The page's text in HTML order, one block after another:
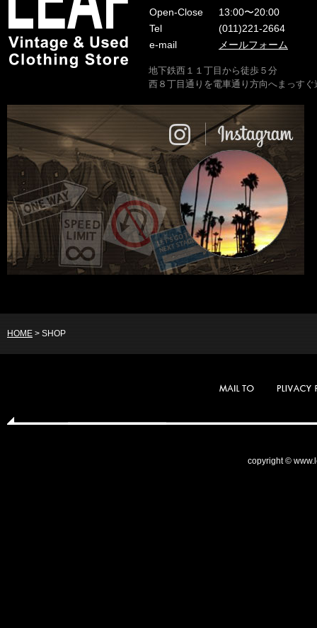
Open-Close
13:00〜20:00
Tel
(011)221-2664
e-mail
メールフォーム
地下鉄西１１丁目から徒歩５分
西８丁目通りを電車通り方向へまっす
HOME > SHOP
copyright ©